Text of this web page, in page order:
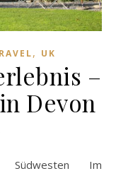
, UK
–
Devon